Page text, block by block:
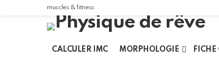
muscles & fitness
CALCULER IMC MORPHOLOGIE FICHE